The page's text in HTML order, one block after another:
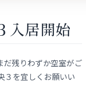
入居開始
だ残りわずか空室がご
３を宜しくお願いい